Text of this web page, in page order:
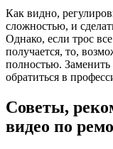
Как видно,
сложностью, и
Однако, если трос
получается, то,
полностью.
обратиться в
Советы,
видео по